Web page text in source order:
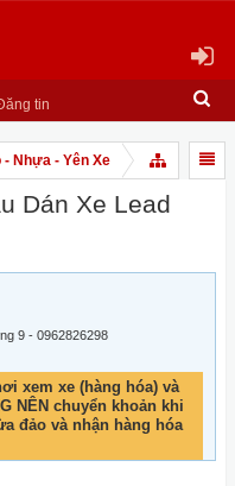
tin
- Nhựa - Yên Xe
Dán Xe Lead
9 - 0962826298
xem xe (hàng hóa) và
NÊN chuyển khoản khi
đảo và nhận hàng hóa